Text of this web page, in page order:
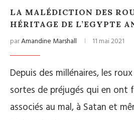
LA MALÉDICTION DES
HÉRITAGE DE L’EGYPTE
parAmandine Marshall 11 mai 2021
Depuis des millénaires, les
sortes de préjugés qui en ont
associés au mal, à Satan et